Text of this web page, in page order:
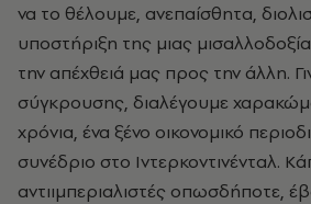
να το θέλουμε, ανεπαίσθητα,
υποστήριξη της μιας
την απέχθειά μας προς την άλλη.
σύγκρουσης, διαλέγουμε
χρόνια, ένα ξένο οικονομικό
συνέδριο στο Iντερκοντινένταλ.
αντιιμπεριαλιστές οπωσδήποτε,